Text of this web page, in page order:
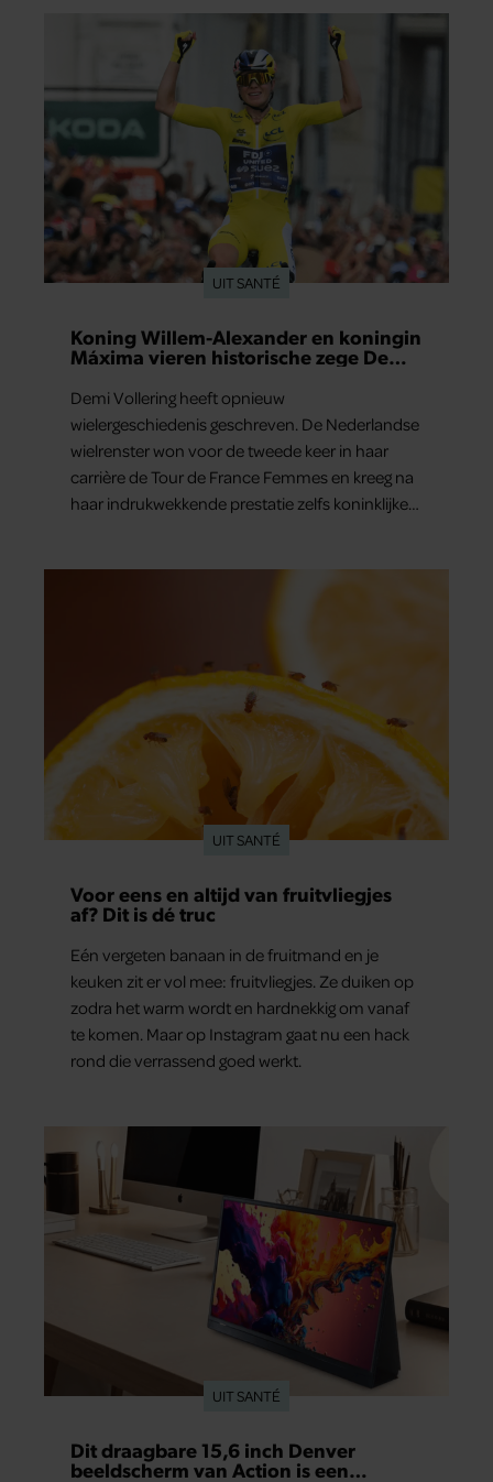
UIT SANTÉ
Koning Willem-Alexander en koningin
Máxima vieren historische zege Demi
Demi Vollering heeft opnieuw
wielergeschiedenis geschreven. De Nederlandse
wielrenster won voor de tweede keer in haar
carrière de Tour de France Femmes en kreeg na
haar indrukwekkende prestatie zelfs koninklijke
UIT SANTÉ
Voor eens en altijd van fruitvliegjes
af? Dit is dé truc
Eén vergeten banaan in de fruitmand en je
keuken zit er vol mee: fruitvliegjes. Ze duiken op
zodra het warm wordt en hardnekkig om vanaf
te komen. Maar op Instagram gaat nu een hack
rond die verrassend goed werkt.
UIT SANTÉ
Dit draagbare 15,6 inch Denver
beeldscherm van Action is een